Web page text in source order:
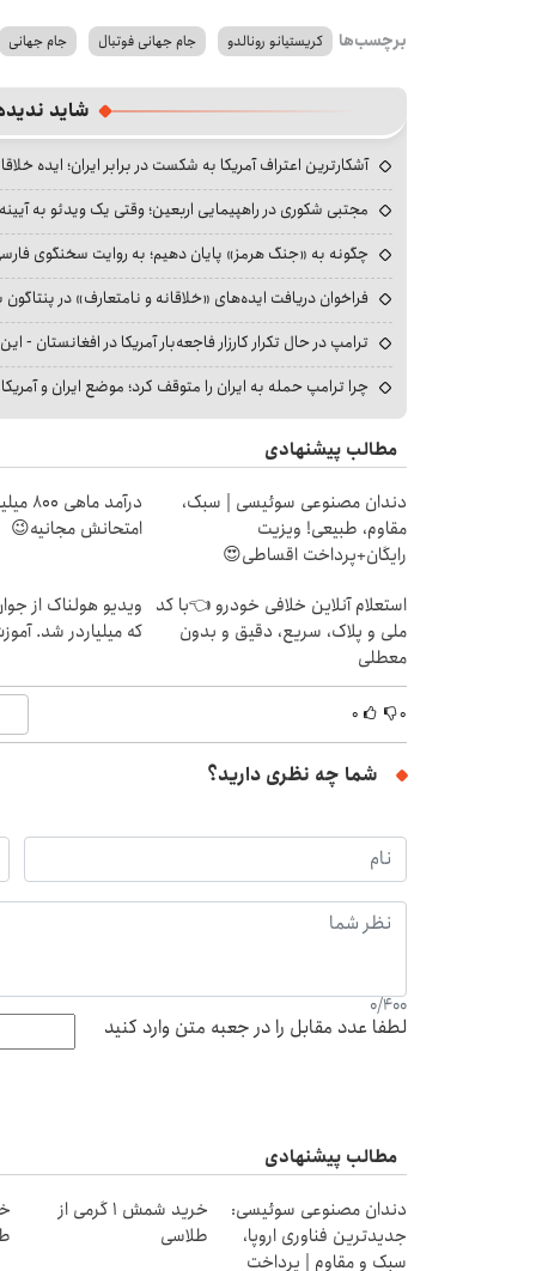
برچسب‌ها کریستیانو رونالدو جام جهانی فوتبال جام جهانی
شاید
آشکارترین اعتراف آمریکا به شکست در برابر ایران؛ ایده
مجتبی شکوری در راهپیمایی اربعین؛ وقتی یک ویدئو به
چگونه به «جنگ هرمز» پایان دهیم؛ به روایت سخنگوی
فراخوان دریافت ایده‌های «خلاقانه و نامتعارف» در
ترامپ در حال تکرار کارزار فاجعه‌بار آمریکا در افغانستان -
چرا ترامپ حمله به ایران را متوقف کرد؛ موضع ایران و
مطالب پیشنهادی
دندان مصنوعی سوئیسی | سبک،
مقاوم، طبیعی! ویزیت
رایگان+پرداخت اقساطی😍
درآمد
امتحانش مجانیه😉
استعلام آنلاین خلافی خودرو 👈با کد
ملی و پلاک، سریع، دقیق و بدون
معطلی
ویدیو هولناک از
که میلیاردر شد.
۰ ۰
شما چه نظری دارید؟
0/400
لطفا عدد مقابل را در جعبه متن وارد کنید
مطالب پیشنهادی
دندان مصنوعی سوئیسی:
جدیدترین فناوری اروپا،
سبک و مقاوم | پرداخت
خرید شمش 1 گرمی از
طلاسی